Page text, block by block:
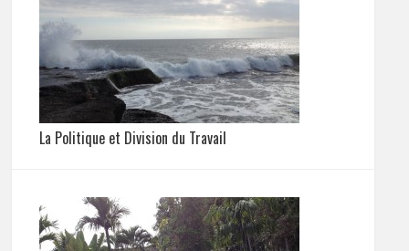
La Politique et Division du Travail